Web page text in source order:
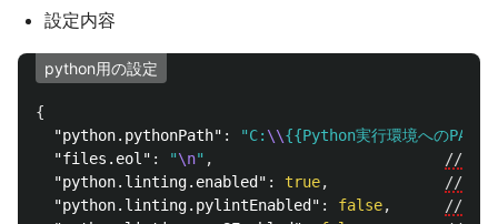
設定内容
python用の設定
{
"python.pythonPath" : "C: \\{{Python実行環境への
"files.eol" : "\n" , //
"python.linting.enabled" : true, //
"python.linting.pylintEnabled" : false, //